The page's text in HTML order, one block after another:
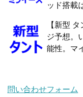
ッド搭載
【新型
ジ予想。
能性。マ
問い合わせフォーム